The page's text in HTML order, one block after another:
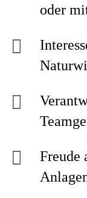
oder
Freude